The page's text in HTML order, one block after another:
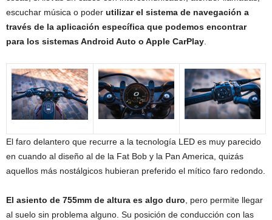
escuchar música o poder utilizar el sistema de navegación a
través de la aplicación específica que podemos encontrar
para los sistemas Android Auto o Apple CarPlay
El faro delantero que recurre a la tecnología LED es muy parecido
en cuando al diseño al de la Fat Bob y la Pan America, quizás
aquellos más nostálgicos hubieran preferido el mítico faro redondo.
El asiento de 755mm de altura es algo duro , pero permite llegar
al suelo sin problema alguno. Su posición de conducción con las